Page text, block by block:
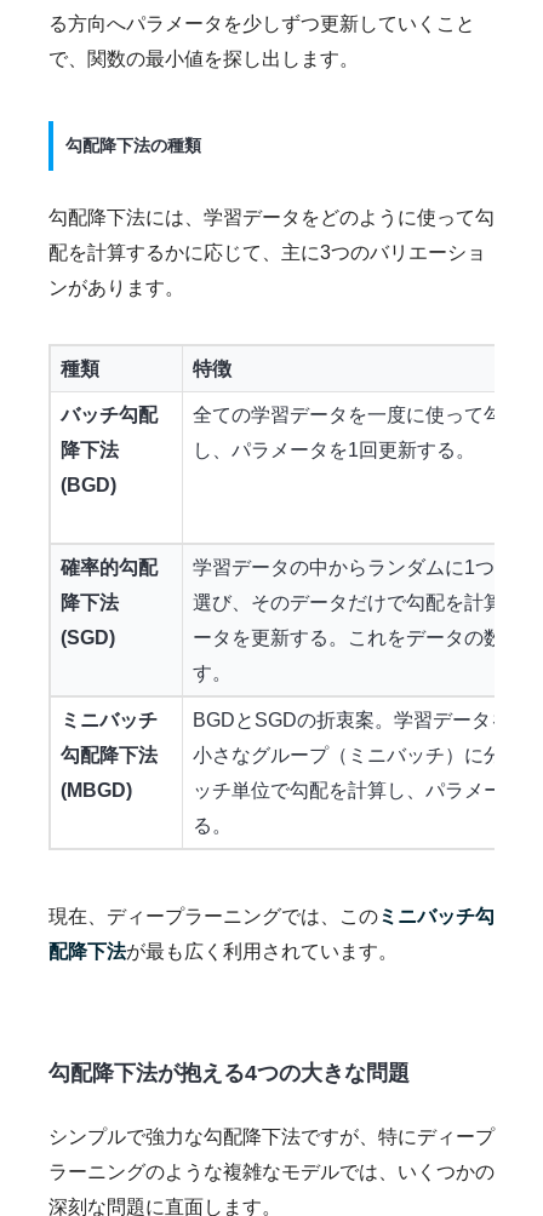
る方向へパラメータを少しずつ更新していくこと
で、関数の最小値を探し出します。
勾配降下法の種類
勾配降下法には、学習データをどのように使って勾
配を計算するかに応じて、主に3つのバリエーショ
ンがあります。
種類 特徴
バッチ勾配
降下法
(BGD)
全ての学習データを一度に使って勾配
し、パラメータを1回更新する。
確率的勾配
降下法
(SGD)
学習データの中からランダムに1つだけ
選び、そのデータだけで勾配を計算し
ータを更新する。これをデータの数だ
す。
ミニバッチ
勾配降下法
(MBGD)
BGDとSGDの折衷案。学習データをい
小さなグループ（ミニバッチ）に分け
ッチ単位で勾配を計算し、パラメータ
る。
現在、ディープラーニングでは、このミニバッチ勾
配降下法が最も広く利用されています。
勾配降下法が抱える4つの大きな問題
シンプルで強力な勾配降下法ですが、特にディープ
ラーニングのような複雑なモデルでは、いくつかの
深刻な問題に直面します。